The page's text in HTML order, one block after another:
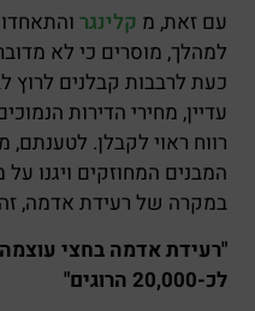
עם זאת, מ קלינגר
למהלך, מוסרים כי לא
עדיין, מחירי הדירות
רווח ראוי לקבלן.
המבנים המחוזקים ויגנו
במקרה של רעידת אדמה, זה
"רעידת אדמה בחצי
לכ-20,000 הרוגים"